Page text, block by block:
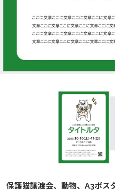
保護猫譲渡会、動物、A3ポ